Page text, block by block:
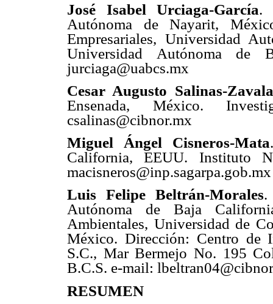
José Isabel Urciaga-García.
Autónoma de Nayarit,
Empresariales, Universidad
Universidad Autónoma de
jurciaga@uabcs.mx
Cesar Augusto Salinas-Zavala
Ensenada, México.
csalinas@cibnor.mx
Miguel Ángel Cisneros-Mata
California, EEUU. Instituto
macisneros@inp.sagarpa.gob.mx
Luis Felipe Beltrán-Morales.
Autónoma de Baja
Ambientales, Universidad de
México. Dirección: Centro de
S.C., Mar Bermejo No. 195
B.C.S. e-mail:
RESUMEN